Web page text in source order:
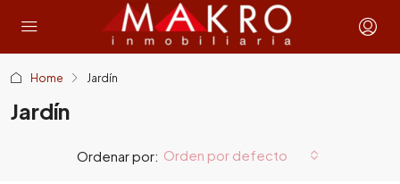
Home Jardín
Jardín
Ordenar por: Orden por defecto